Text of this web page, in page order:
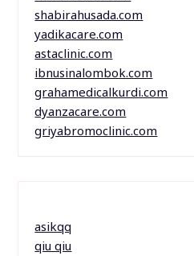
shabirahusada.com
yadikacare.com
astaclinic.com
ibnusinalombok.com
grahamedicalkurdi.com
dyanzacare.com
griyabromoclinic.com
asikqq
qiu qiu